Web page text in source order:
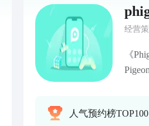
经营
《
受到
人气预约榜